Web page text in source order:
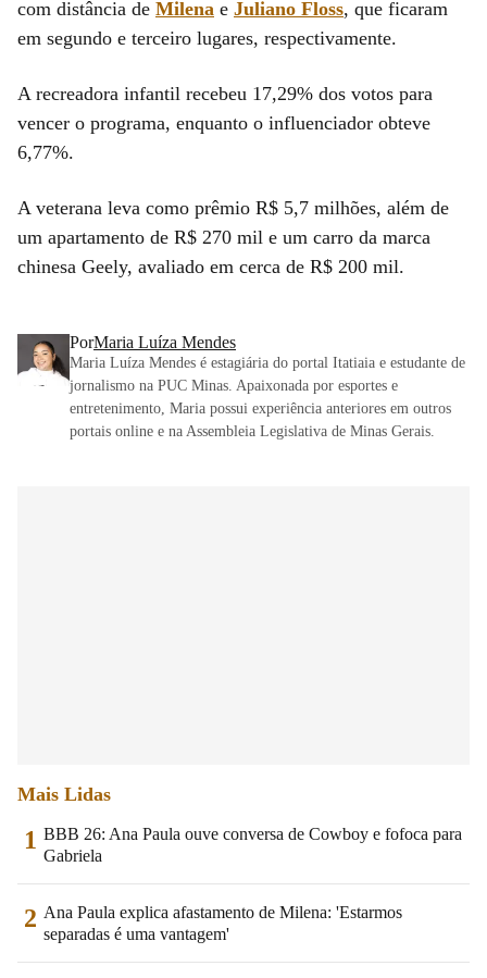
com distância de Milena e Juliano Floss, que ficaram
em segundo e terceiro lugares, respectivamente.
A recreadora infantil recebeu 17,29% dos votos para
vencer o programa, enquanto o influenciador obteve
6,77%.
A veterana leva como prêmio R$ 5,7 milhões, além de
um apartamento de R$ 270 mil e um carro da marca
chinesa Geely, avaliado em cerca de R$ 200 mil.
PorMaria Luíza Mendes
Maria Luíza Mendes é estagiária do portal Itatiaia e estudante de
jornalismo na PUC Minas. Apaixonada por esportes e
entretenimento, Maria possui experiência anteriores em outros
portais online e na Assembleia Legislativa de Minas Gerais.
Mais Lidas
1 BBB 26: Ana Paula ouve conversa de Cowboy e fofoca para
Gabriela
2 Ana Paula explica afastamento de Milena: 'Estarmos
separadas é uma vantagem'